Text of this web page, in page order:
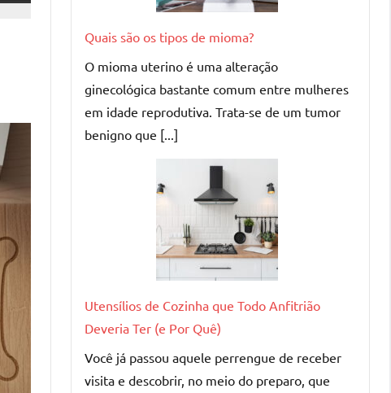
Quais são os tipos de mioma?
O mioma uterino é uma alteração
ginecológica bastante comum entre mulheres
em idade reprodutiva. Trata-se de um tumor
benigno que [...]
Utensílios de Cozinha que Todo Anfitrião
Deveria Ter (e Por Quê)
Você já passou aquele perrengue de receber
visita e descobrir, no meio do preparo, que